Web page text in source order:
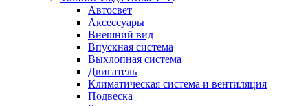
Автосвет
Аксессуары
Внешний вид
Впускная система
Выхлопная система
Двигатель
Климатическая система и вентиляция
Подвеска